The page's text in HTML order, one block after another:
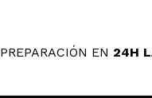
PREPARACIÓN EN 24H